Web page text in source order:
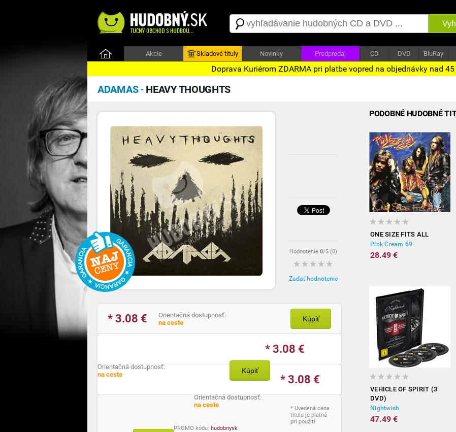
Akcie Skladové tituly Novinky Predpredaj CD DVD BluRay
Doprava Kuriérom ZDARMA pri platbe vopred na objednávky nad 45
ADAMAS- HEAVY THOUGHTS
Hodnotenie 0/5 (0)
Zadať hodnotenie
* 3.08 €
Orientačná dostupnosť:
na ceste
Kúpiť
* 3.08 €
Orientačná dostupnosť:
na ceste
Kúpiť
* 3.08 €
Orientačná dostupnosť:
na ceste
* Uvedená cena
titulu je platná
pri použití
PROMO kódu: hudobnysk
PODOBNÉ HUDOBNÉ
ONE SIZE FITS ALL
Pink Cream 69
28.49 €
VEHICLE OF SPIRIT (3
DVD)
Nightwish
47.49 €